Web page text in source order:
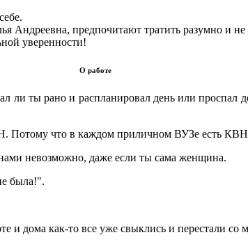
О работе
ты рано и распланировал день или проспал
Потому что в каждом приличном ВУЗе есть
невозможно, даже если ты сама женщина.
была!".
и дома как-то все уже свыклись и перестали со